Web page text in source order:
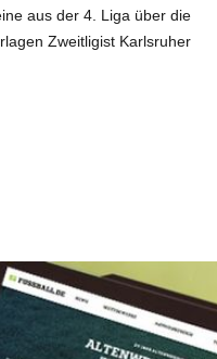
aus der 4. Liga über die
Zweitligist Karlsruher